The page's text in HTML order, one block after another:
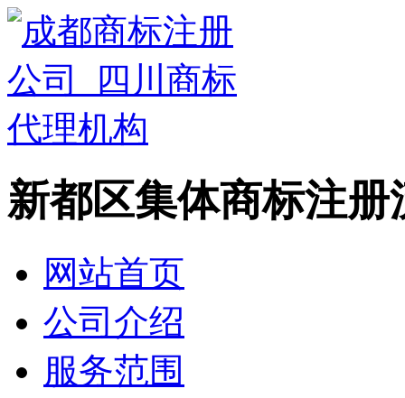
新都区集体商标注册
网站首页
公司介绍
服务范围